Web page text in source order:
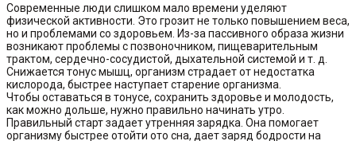
Современные люди слишком мало времени уделяют
физической активности. Это грозит не только повышением веса,
но и проблемами со здоровьем. Из-за пассивного образа жизни
возникают проблемы с позвоночником, пищеварительным
трактом, сердечно-сосудистой, дыхательной системой и т. д.
Снижается тонус мышц, организм страдает от недостатка
кислорода, быстрее наступает старение организма.
Чтобы оставаться в тонусе, сохранить здоровье и молодость,
как можно дольше, нужно правильно начинать утро.
Правильный старт задает утренняя зарядка. Она помогает
организму быстрее отойти ото сна, дает заряд бодрости на